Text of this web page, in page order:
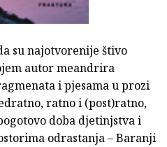
su najotvorenije štivo
autor meandrira
i pjesama u prozi
ratno i (post)ratno,
doba djetinjstva i
odrastanja – Baranji